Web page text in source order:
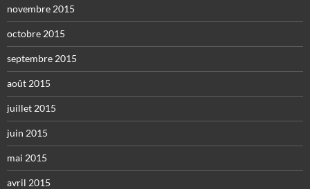
novembre 2015
octobre 2015
septembre 2015
août 2015
juillet 2015
juin 2015
mai 2015
avril 2015